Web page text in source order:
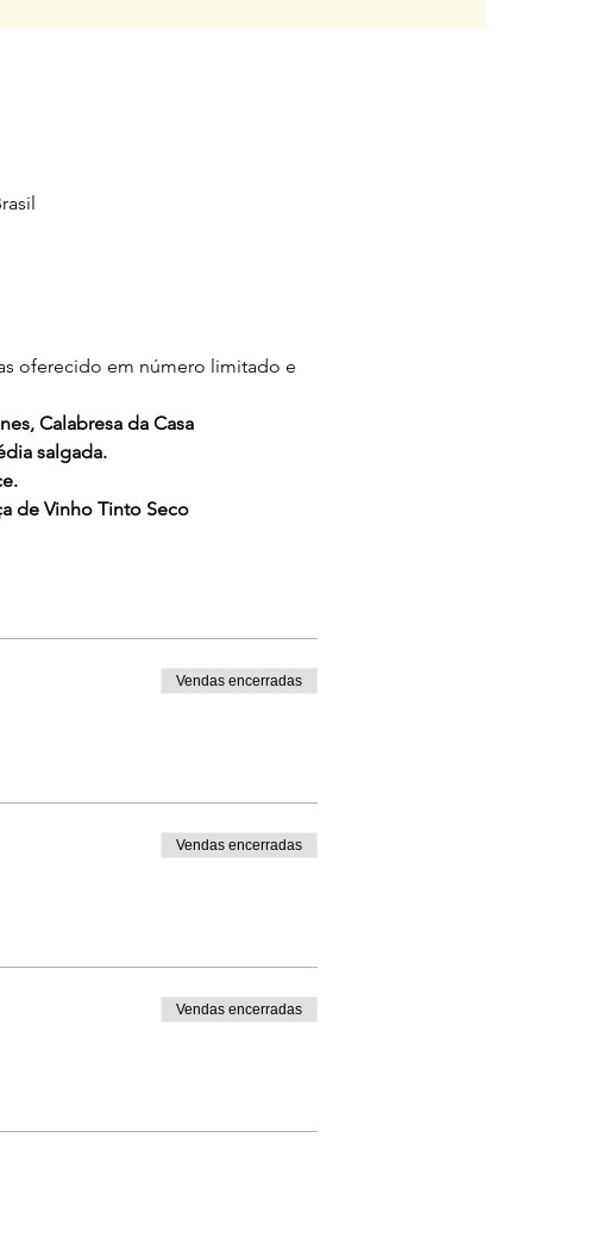
oferecido em número limitado e
Calabresa da Casa
salgada.
de Vinho Tinto Seco
Vendas encerradas
Vendas encerradas
Vendas encerradas